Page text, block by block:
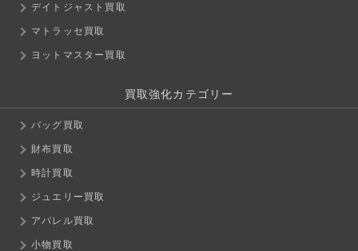
デイトジャスト買取
マトラッセ買取
ヨットマスター買取
買取強化カテゴリー
バッグ買取
財布買取
時計買取
ジュエリー買取
アパレル買取
小物買取